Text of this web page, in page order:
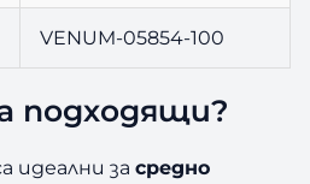
VENUM-05854-100
подходящи?
идеални засредно